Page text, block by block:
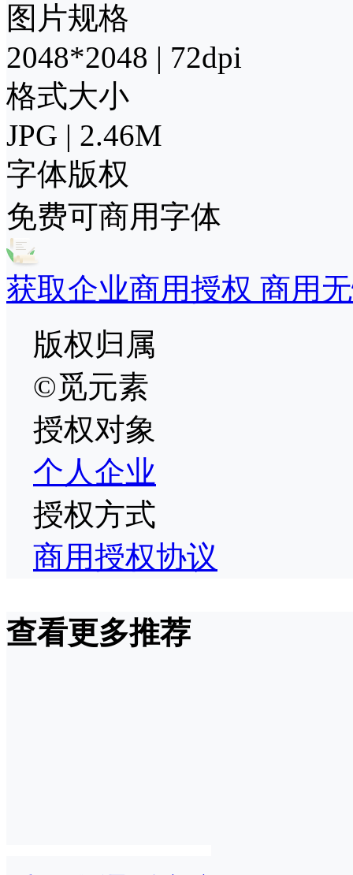
图片规格
2048*2048 | 72dpi
格式大小
JPG | 2.46M
字体版权
免费可商用字体
获取企业商用授权 商用
版权归属
©觅元素
授权对象
个人企业
授权方式
商用授权协议
查看更多推荐